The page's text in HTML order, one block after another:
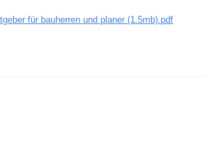
für bauherren und planer (1.5mb).pdf